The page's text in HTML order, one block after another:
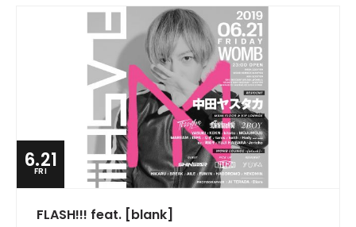
6.21
FRI
FLASH!!! feat. [blank]